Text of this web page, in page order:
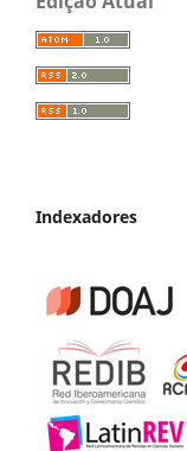
Indexadores